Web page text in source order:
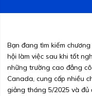
Bạn đang tìm kiếm
hội làm việc sau khi tốt
những trường cao đẳng
Canada, cung cấp nhiều
giảng tháng 5/2025 và đủ